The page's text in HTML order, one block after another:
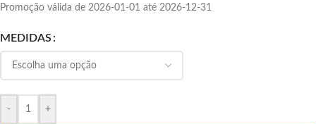
Promoção válida de 2026-01-01 até 2026-12-31
MEDIDAS
- +